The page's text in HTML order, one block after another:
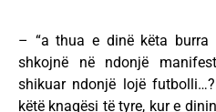
– “a thua e dinë këta
shkojnë në ndonjë
shikuar ndonjë lojë
këtë knaqësi të tyre, kur e